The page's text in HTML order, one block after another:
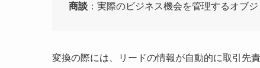
商談 ：実際のビジネス機会を管理するオブジ
変換の際には、リードの情報が自動的に取引先